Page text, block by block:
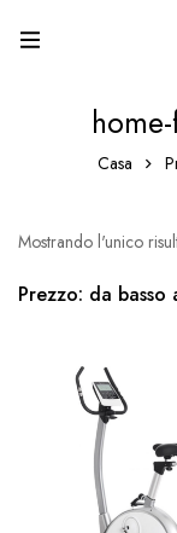
Casa
Mostrando l'unico
Prezzo: da basso